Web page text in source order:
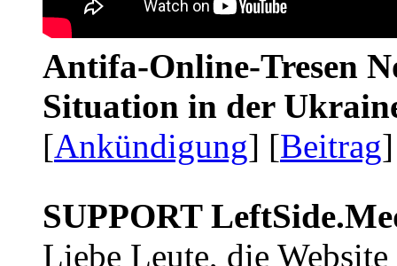
Antifa-Online-Tresen
Situation in der
[Ankündigung] [Beitrag
SUPPORT
Liebe Leute, die Website